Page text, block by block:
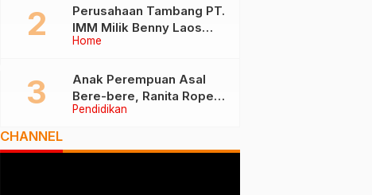
Ternate
Home
Perusahaan Tambang PT.
IMM Milik Benny Laos
Diduga Tak Miliki Izin HPH
Pendidikan
Anak Perempuan Asal
Bere-bere, Ranita Rope
Dikukuhkan Sebagai Guru
CHANNEL